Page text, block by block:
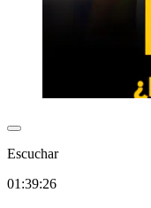
Escuchar
01:39:26